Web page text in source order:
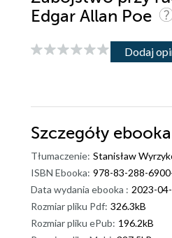
Edgar Allan Poe
Dodaj
Szczegóły ebooka
Tłumaczenie: Stanisław
ISBN Ebooka: 978-83-288-
Data wydania ebooka : 2023-
Rozmiar pliku Pdf: 326.3kB
Rozmiar pliku ePub: 196.2kB